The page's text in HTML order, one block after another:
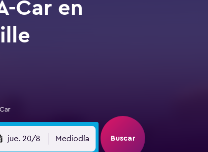
Car en
jue. 20/8 Mediodía Buscar